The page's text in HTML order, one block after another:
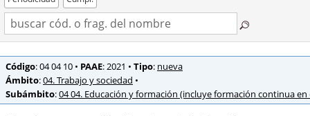
Código: 04 04 10 • PAAE: 2021 • Tipo: nueva
Ámbito:04. Trabajo y sociedad •
Subámbito:04 04. Educación y formación (incluye formación continua